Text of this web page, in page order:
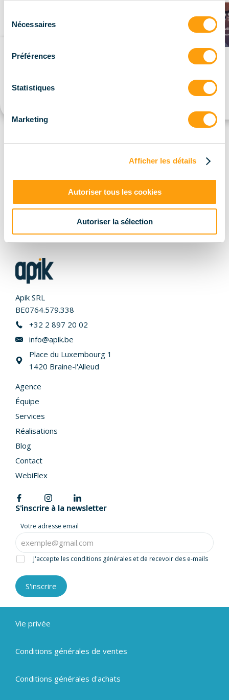
Nécessaires
Préférences
Statistiques
Marketing
Afficher les détails
Autoriser tous les cookies
Autoriser la sélection
Nos certifications et partenariats:
logo
Apik SRL
BE0764.579.338
+32 2 897 20 02
info@apik.be
Place du Luxembourg 1
1420 Braine-l'Alleud
Agence
Équipe
Services
Réalisations
Blog
Contact
WebiFlex
S'inscrire à la newsletter
Votre adresse email
J'accepte les conditions générales et de recevoir des e-mails
S'inscrire
Vie privée
Conditions générales de ventes
Conditions générales d'achats